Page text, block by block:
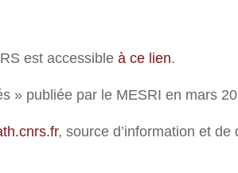
est accessible à ce lien.
» publiée par le MESRI en mars
, source d’information et